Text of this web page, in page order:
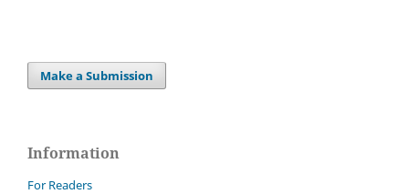
Make a Submission
Information
For Readers